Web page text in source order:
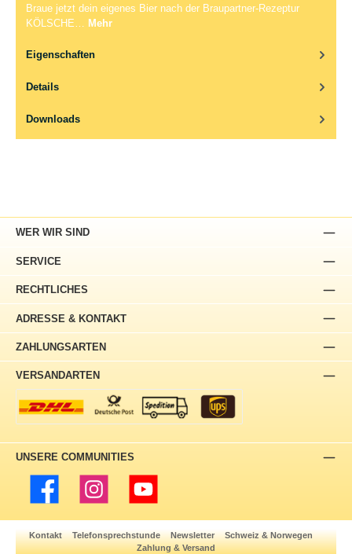
Braue jetzt dein eigenes Bier nach der Braupartner-Rezeptur
KÖLSCHE… Mehr
Eigenschaften
Details
Downloads
ADRESSE & KONTAKT
WER WIR SIND
SERVICE
RECHTLICHES
ZAHLUNGSARTEN
VERSANDARTEN
UNSERE COMMUNITIES
Facebook Instagram YouTube
Kontakt Telefonsprechstunde Newsletter
Schweiz & Norwegen
Zahlung & Versand